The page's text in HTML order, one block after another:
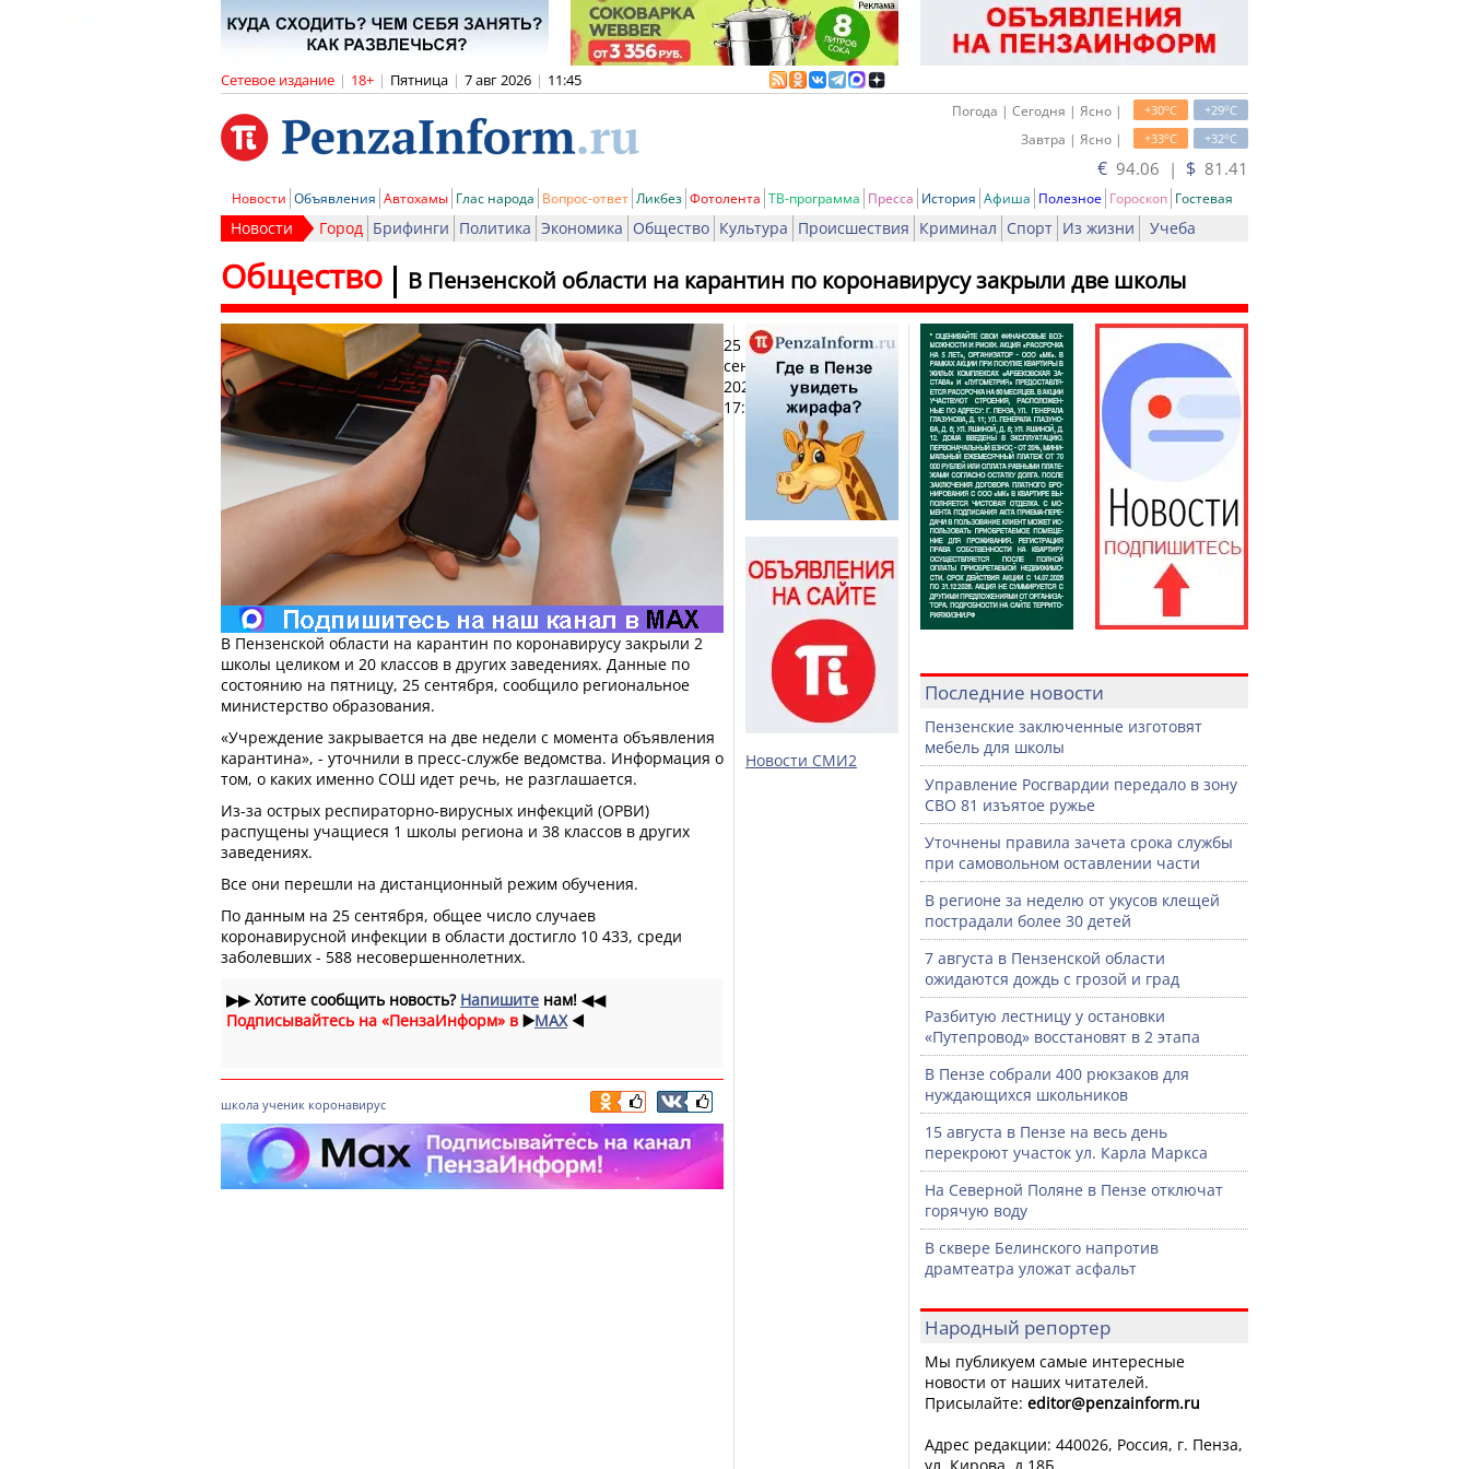
Сетевое издание | 18+ | Пятница | 7 авг 2026 | 11:45
+29oC
+30oC
Погода | Сегодня | Ясно |
+32oC
+33oC
Завтра | Ясно |
€ 94.06 | $ 81.41
Новости Объявления Автохамы Глас народа Вопрос-ответ Ликбез Фотолента ТВ-программа Пресса История Афиша Полезное Гороскоп Гостевая
Новости Город Брифинги Политика Экономика Общество Культура Происшествия Криминал Спорт Из жизни Учеба
В Пензенской области на карантин по коронавирусу закрыли две школы
Общество
25
сентября
2020,
17:35
Печать
В Пензенской области на карантин по коронавирусу закрыли 2
школы целиком и 20 классов в других заведениях. Данные по
состоянию на пятницу, 25 сентября, сообщило региональное
министерство образования.
«Учреждение закрывается на две недели с момента объявления
карантина», - уточнили в пресс-службе ведомства. Информация о
том, о каких именно СОШ идет речь, не разглашается.
Из-за острых респираторно-вирусных инфекций (ОРВИ)
распущены учащиеся 1 школы региона и 38 классов в других
заведениях.
Все они перешли на дистанционный режим обучения.
По данным на 25 сентября, общее число случаев
коронавирусной инфекции в области достигло 10 433, среди
заболевших - 588 несовершеннолетних.
▶▶Хотите сообщить новость? Напишите нам! ◀◀
Подписывайтесь на «ПензаИнформ» в ▶️MAX ◀️
школа ученик коронавирус
Новости СМИ2
Последние новости
Пензенские заключенные изготовят
мебель для школы
Управление Росгвардии передало в зону
СВО 81 изъятое ружье
Уточнены правила зачета срока службы
при самовольном оставлении части
В регионе за неделю от укусов клещей
пострадали более 30 детей
7 августа в Пензенской области
ожидаются дождь с грозой и град
Разбитую лестницу у остановки
«Путепровод» восстановят в 2 этапа
В Пензе собрали 400 рюкзаков для
нуждающихся школьников
15 августа в Пензе на весь день
перекроют участок ул. Карла Маркса
На Северной Поляне в Пензе отключат
горячую воду
В сквере Белинского напротив
драмтеатра уложат асфальт
Народный репортер
Мы публикуем самые интересные
новости от наших читателей.
Присылайте: editor@penzainform.ru
Адрес редакции: 440026, Россия, г. Пенза,